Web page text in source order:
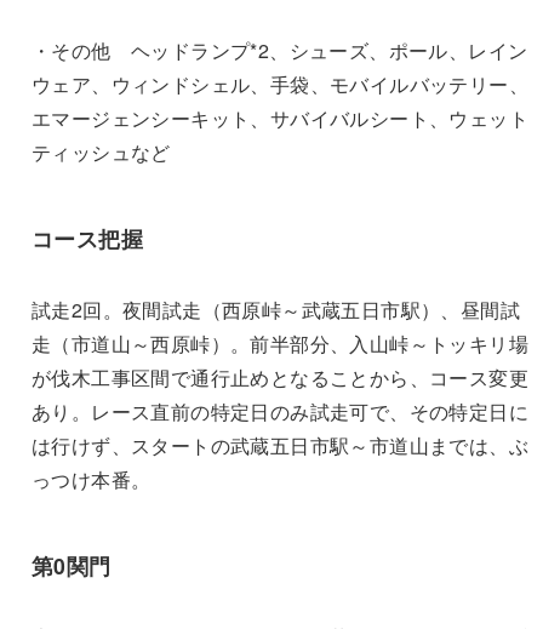
・その他 ヘッドランプ*2、シューズ、ポール、レイン
ウェア、ウィンドシェル、手袋、モバイルバッテリー、
エマージェンシーキット、サバイバルシート、ウェット
ティッシュなど
コース把握
試走2回。夜間試走（西原峠～武蔵五日市駅）、昼間試
走（市道山～西原峠）。前半部分、入山峠～トッキリ場
が伐木工事区間で通行止めとなることから、コース変更
あり。レース直前の特定日のみ試走可で、その特定日に
は行けず、スタートの武蔵五日市駅～市道山までは、ぶ
っつけ本番。
第0関門